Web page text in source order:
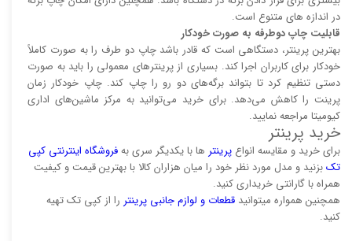
در اندازه های متنوع است.
قابلیت چاپ دوطرفه به صورت خودکار
بهترین پرینتر، دستگاهی است که قادر باشد چاپ دو طرف را به صورت کاملاً
خودکار برای کاربران اجرا کند. بسیاری از پرینتر‌های معمولی را باید به صورت
دستی تنظیم کرد تا بتواند برگه‌های دو رو را چاپ کند. چاپ خودکار زمان
پرینت را کاهش می‌دهد. برای خرید می‌توانید به مرکز ماشین‌های اداری
کیومیتا مراجعه نمایید.
خرید پرینتر
برای خرید و مقایسه انواع پرینتر‌ ها با یکدیگر سری بهفروشگاه اینترنتی کپی
تکبزنید و مدل مورد نظر خود را میان هزاران کالا با بهترین قیمت و کیفیت
همراه با گارانتی خریداری کنید.
همچنین همواره میتوانید قطعات و لوازم جانبی پرینتر را از کپی تک تهیه
کنید.